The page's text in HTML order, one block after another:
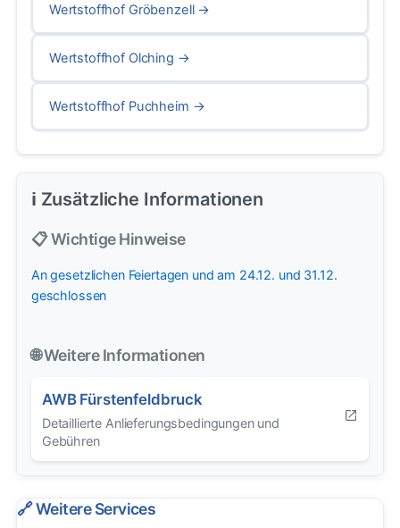
Wertstoffhof Gröbenzell →
Wertstoffhof Olching →
Wertstoffhof Puchheim →
ℹ️ Zusätzliche Informationen
📋 Wichtige Hinweise
An gesetzlichen Feiertagen und am 24.12. und 31.12.
geschlossen
🌐 Weitere Informationen
AWB Fürstenfeldbruck
Detaillierte Anlieferungsbedingungen und
Gebühren
🔗 Weitere Services